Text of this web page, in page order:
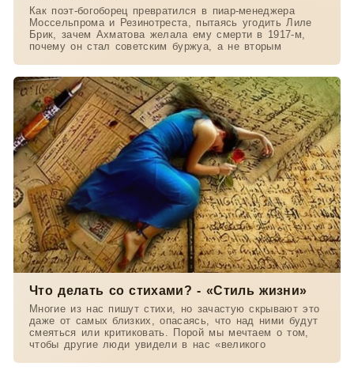
Как поэт-богоборец превратился в пиар-менеджера
Моссельпрома и Резинотреста, пытаясь угодить Лиле
Брик, зачем Ахматова желала ему смерти в 1917-м,
почему он стал советским буржуа, а не вторым
Что делать со стихами? - «Стиль жизни»
Многие из нас пишут стихи, но зачастую скрывают это
даже от самых близких, опасаясь, что над ними будут
смеяться или критиковать. Порой мы мечтаем о том,
чтобы другие люди увидели в нас «великого